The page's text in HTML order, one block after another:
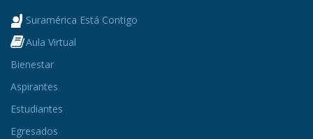
Suramérica Está Contigo
Aula Virtual
Bienestar
Aspirantes
Estudiantes
Egresados